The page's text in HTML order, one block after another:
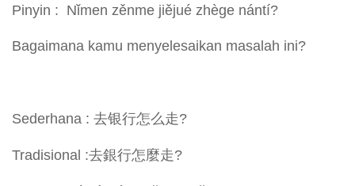
Pinyin : Nǐmen zěnme jiějué zhège nántí?
Bagaimana kamu menyelesaikan masalah ini?
Sederhana : 去银行怎么走?
Tradisional :去銀行怎麼走?